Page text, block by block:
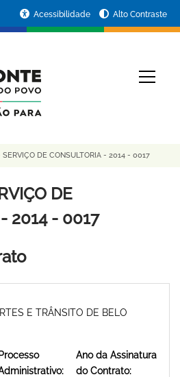
Acessibilidade Alto Contraste
SERVIÇO DE CONSULTORIA - 2014 - 0017
DE
2014 - 0017
E TRÂNSITO DE BELO
Processo
Ano da Assinatura
do Contrato: